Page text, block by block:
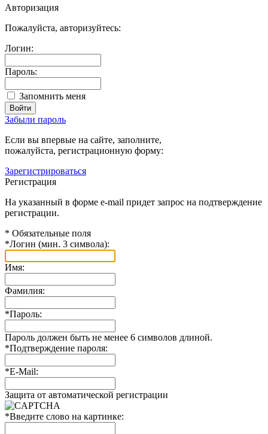
Авторизация
Пожалуйста, авторизуйтесь:
Логин:
Пароль:
Запомнить меня
Забыли пароль
Если вы впервые на сайте, заполните,
пожалуйста, регистрационную форму:
Зарегистрироваться
Регистрация
На указанный в форме e-mail придет запрос на подтверждение
регистрации.
* Обязательные поля
*Логин (мин. 3 символа):
Имя:
Фамилия:
*Пароль:
Пароль должен быть не менее 6 символов длиной.
*Подтверждение пароля:
*E-Mail:
Защита от автоматической регистрации
*Введите слово на картинке: